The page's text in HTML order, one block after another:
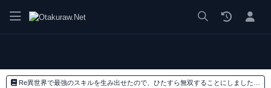
Re異世界で最強のスキルを生み出せたので、ひたすら無双することにしました。～俺だけがステータスを勝手に操作～